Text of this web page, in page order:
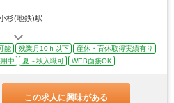
杉(地鉄)駅
能 残業月10ｈ以下
産休・育休取得実績有り
中 夏～秋入職可 WEB面接OK
この求人に興味がある